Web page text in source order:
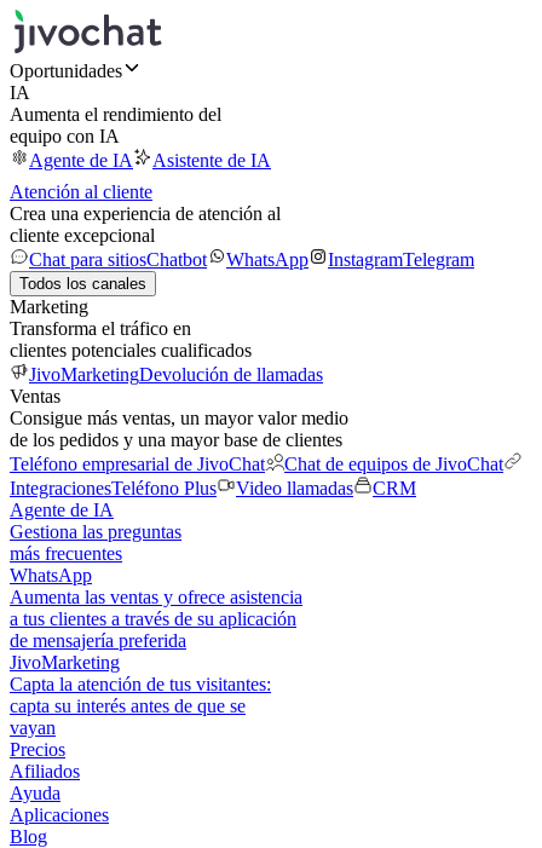
Oportunidades
IA
Aumenta el rendimiento del
equipo con IA
Agente de IA
Asistente de IA
Atención al cliente
Crea una experiencia de atención al
cliente excepcional
Chat para sitiosChatbot WhatsApp InstagramTelegram
Todos los canales
Marketing
Transforma el tráfico en
clientes potenciales cualificados
JivoMarketingDevolución de llamadas
Ventas
Consigue más ventas, un mayor valor medio
de los pedidos y una mayor base de clientes
Teléfono empresarial de JivoChat
Chat de equipos de JivoChat
IntegracionesTeléfono Plus Video llamadas
CRM
Agente de IA
Gestiona las preguntas
más frecuentes
WhatsApp
Aumenta las ventas y ofrece asistencia
a tus clientes a través de su aplicación
de mensajería preferida
JivoMarketing
Capta la atención de tus visitantes:
capta su interés antes de que se
vayan
Precios
Afiliados
Ayuda
Aplicaciones
Blog